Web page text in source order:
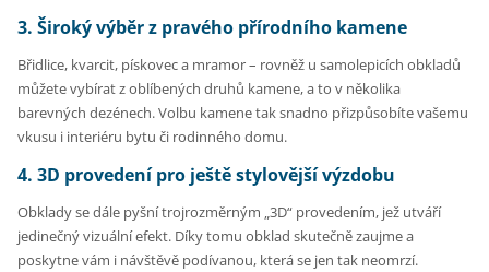
3. Široký výběr z pravého přírodního kamene
Břidlice, kvarcit, pískovec a mramor – rovněž u samolepicích obkladů
můžete vybírat z oblíbených druhů kamene, a to v několika
barevných dezénech. Volbu kamene tak snadno přizpůsobíte vašemu
vkusu i interiéru bytu či rodinného domu.
4. 3D provedení pro ještě stylovější výzdobu
Obklady se dále pyšní trojrozměrným „3D“ provedením, jež utváří
jedinečný vizuální efekt. Díky tomu obklad skutečně zaujme a
poskytne vám i návštěvě podívanou, která se jen tak neomrzí.